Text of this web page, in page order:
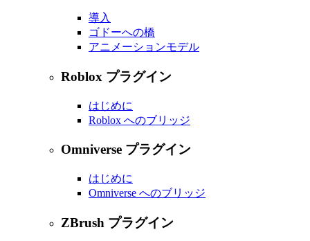
導入
ゴドーへの橋
アニメーションモデル
Roblox プラグイン
はじめに
Roblox へのブリッジ
Omniverse プラグイン
はじめに
Omniverse へのブリッジ
ZBrush プラグイン